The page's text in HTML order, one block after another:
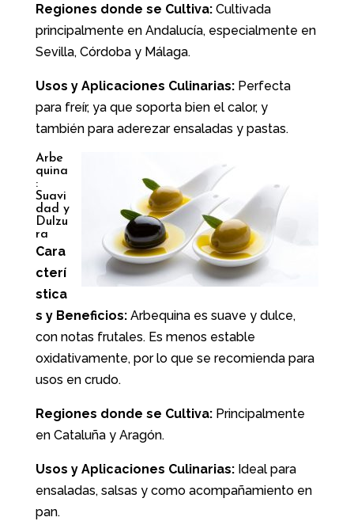
Regiones donde se Cultiva:Cultivada
principalmente en Andalucía, especialmente en
Sevilla, Córdoba y Málaga.
Usos y Aplicaciones Culinarias:Perfecta
para freír, ya que soporta bien el calor, y
también para aderezar ensaladas y pastas.
Arbe
quina
:
Suavi
dad y
Dulzu
ra
Cara
cterí
stica
s y Beneficios:Arbequina es suave y dulce,
con notas frutales. Es menos estable
oxidativamente, por lo que se recomienda para
usos en crudo.
Regiones donde se Cultiva:Principalmente
en Cataluña y Aragón.
Usos y Aplicaciones Culinarias:Ideal para
ensaladas, salsas y como acompañamiento en
pan.